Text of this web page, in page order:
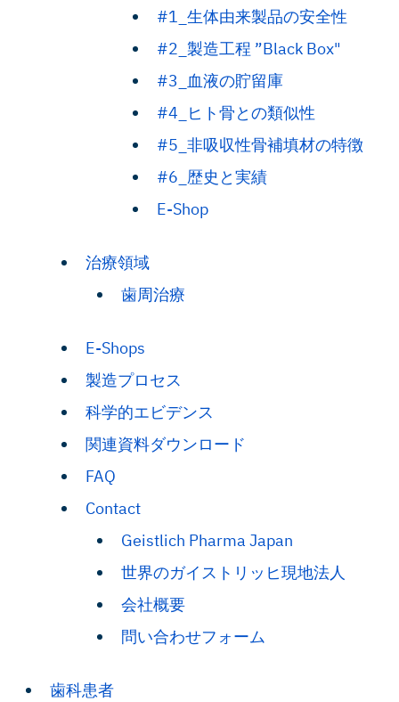
#1_生体由来製品の安全性
#2_製造工程 ”Black Box"
#3_血液の貯留庫
#4_ヒト骨との類似性
#5_非吸収性骨補填材の特徴
#6_歴史と実績
E-Shop
治療領域
歯周治療
E-Shops
製造プロセス
科学的エビデンス
関連資料ダウンロード
FAQ
Contact
Geistlich Pharma Japan
世界のガイストリッヒ現地法人
会社概要
問い合わせフォーム
歯科患者